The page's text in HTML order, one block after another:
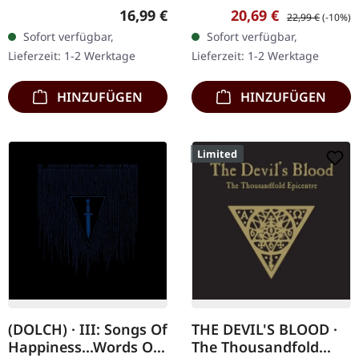
Records. CD im DigiPak,
handnummerierte
Exemplare. "Nacht" von
(Dolch)…
Regulärer Preis:
16,99 €
Sofort verfügbar,
Lieferzeit: 1-2 Werktage
HINZUFÜGEN
Chaos Records.
Transparent rotes Vinyl
mit schwarzen Splattern
und Insert. Limitiert auf
200…
Verkaufspreis:
20,69 € Regulärer Preis:
22,99 €(-10%)
Sofort verfügbar,
Lieferzeit: 1-2 Werktage
HINZUFÜGEN
(DOLCH) · III: Songs Of
Happiness...Words Of
Limited
THE DEVIL'S BLOOD ·
The Thousandfold